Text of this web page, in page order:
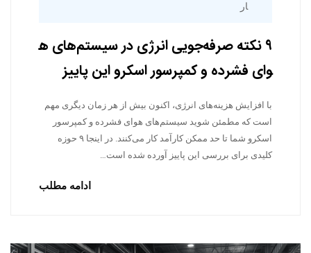
ار
۹ نکته صرفه‌جویی انرژی در سیستم‌های ه
وای فشرده و کمپرسور اسکرو این پاییز
با افزایش هزینه‌های انرژی، اکنون بیش از هر زمان دیگری مهم
است که مطمئن شوید سیستم‌های هوای فشرده و کمپرسور
اسکرو شما تا حد ممکن کارآمد کار می‌کنند. در اینجا ۹ حوزه
کلیدی برای بررسی این پاییز آورده شده است…
ادامه مطلب